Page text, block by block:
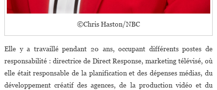
©Chris Haston/NBC
Elle y a travaillé pendant 20 ans, occupant différents postes de
responsabilité : directrice de Direct Response, marketing télévisé, où
elle était responsable de la planification et des dépenses médias, du
développement créatif des agences, de la production vidéo et du